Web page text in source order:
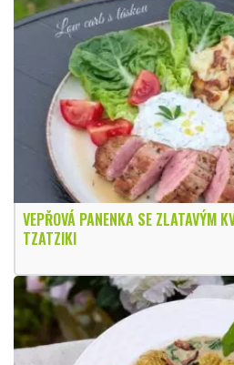
VEPŘOVÁ PANENKA SE ZLATAVÝM
TZATZIKI